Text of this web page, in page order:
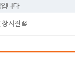
니다.
창 사전